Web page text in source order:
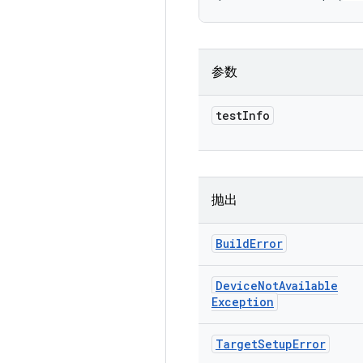
参数
testInfo
抛出
BuildError
DeviceNotAvailable
Exception
TargetSetupError